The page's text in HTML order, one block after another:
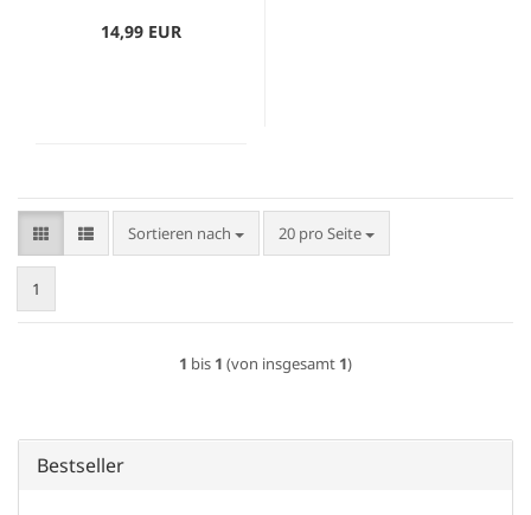
14,99 EUR
Sortieren nach
Sortieren nach 20 pro Seite
pro Seite
1
1 bis 1 (von insgesamt 1)
Bestseller